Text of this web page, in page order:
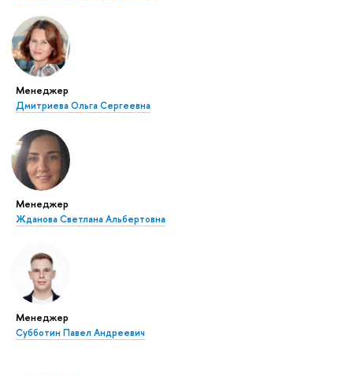
Менеджер
Дмитриева Ольга Сергеевна
Менеджер
Жданова Светлана Альбертовна
Менеджер
Субботин Павел Андреевич